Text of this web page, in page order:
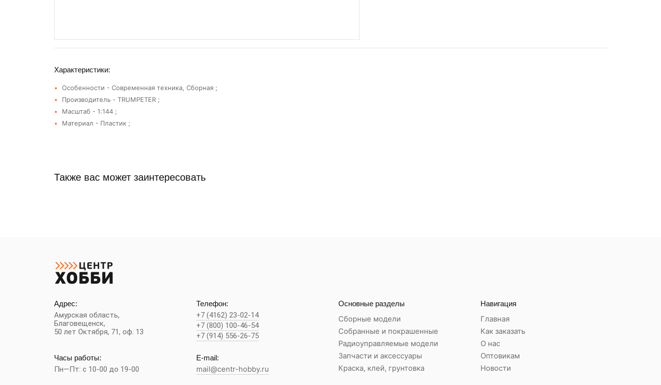
Характеристики:
Особенности - Современная техника, Сборная ;
Производитель - TRUMPETER ;
Масштаб - 1:144 ;
Материал - Пластик ;
Также вас может заинтересовать
Адрес:
Амурская область,
Благовещенск,
50 лет Октября, 71, оф. 13
Телефон:
+7 (4162) 23-02-14
+7 (800) 100-46-54
+7 (914) 556-26-75
Часы работы:
Пн—Пт: с 10-00 до 19-00
E-mail:
mail@centr-hobby.ru
Основные разделы
Сборные модели
Собранные и покрашенные
Радиоуправляемые модели
Запчасти и аксессуары
Краска, клей, грунтовка
Навигация
Главная
Как заказать
О нас
Оптовикам
Новости